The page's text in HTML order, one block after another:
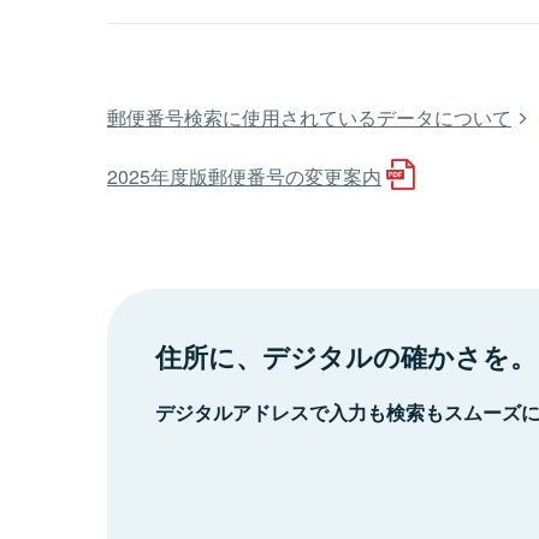
郵便番号検索に使用されているデータについて
2025年度版郵便番号の変更案内
住所に、デジタルの確かさを。
デジタルアドレスで入力も検索もスムーズ